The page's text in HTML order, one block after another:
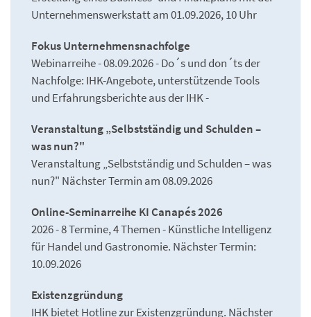
Unternehmenswerkstatt am 01.09.2026, 10 Uhr
Fokus Unternehmensnachfolge
Webinarreihe - 08.09.2026 - Do´s und don´ts der
Nachfolge: IHK-Angebote, unterstützende Tools
und Erfahrungsberichte aus der IHK -
Veranstaltung „Selbstständig und Schulden –
was nun?"
Veranstaltung „Selbstständig und Schulden – was
nun?" Nächster Termin am 08.09.2026
Online-Seminarreihe KI Canapés 2026
2026 - 8 Termine, 4 Themen - Künstliche Intelligenz
für Handel und Gastronomie. Nächster Termin:
10.09.2026
Existenzgründung
IHK bietet Hotline zur Existenzgründung. Nächster